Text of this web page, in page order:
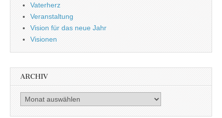
Vaterherz
Veranstaltung
Vision für das neue Jahr
Visionen
ARCHIV
Archiv